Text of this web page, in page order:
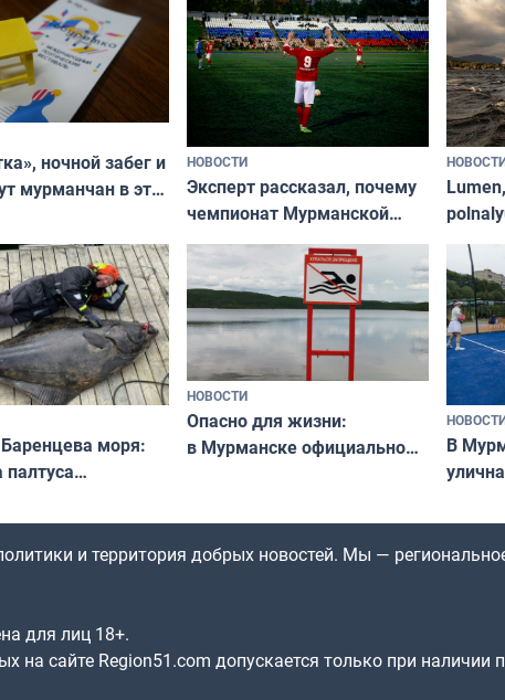
ночной забег и
мурманчан в эти
НОВОСТИ
Эксперт рассказал, почему
чемпионат Мурманской
области по футболу остался
незамеченным
моря:
НОВОСТИ
Опасно для жизни:
в Мурманске официально
В
и территория добрых новостей. Мы —
для лиц 18+.
на сайте Region51.com допускается только при